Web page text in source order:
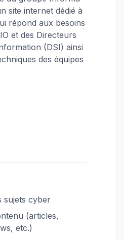
site internet dédié à
répond aux besoins
et des Directeurs
(DSI) ainsi
des équipes
sujets cyber
(articles,
etc.)